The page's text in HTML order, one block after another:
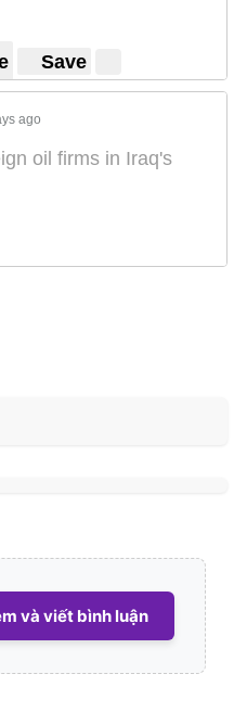
Save
ago
oil firms in Iraq's
và viết bình luận